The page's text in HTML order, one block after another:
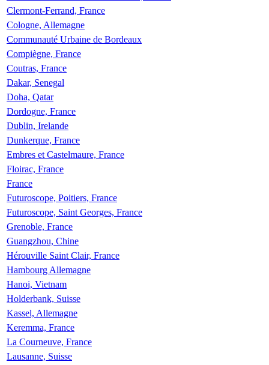
Clermont-Ferrand, France
Cologne, Allemagne
Communauté Urbaine de Bordeaux
Compiègne, France
Coutras, France
Dakar, Senegal
Doha, Qatar
Dordogne, France
Dublin, Irelande
Dunkerque, France
Embres et Castelmaure, France
Floirac, France
France
Futuroscope, Poitiers, France
Futuroscope, Saint Georges, France
Grenoble, France
Guangzhou, Chine
Hérouville Saint Clair, France
Hambourg Allemagne
Hanoi, Vietnam
Holderbank, Suisse
Kassel, Allemagne
Keremma, France
La Courneuve, France
Lausanne, Suisse